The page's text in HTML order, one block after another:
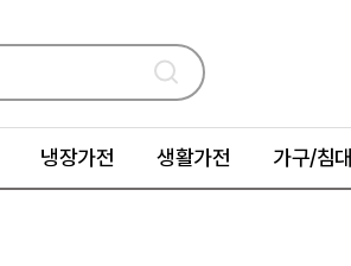
냉장가전 생활가전 가구/침대